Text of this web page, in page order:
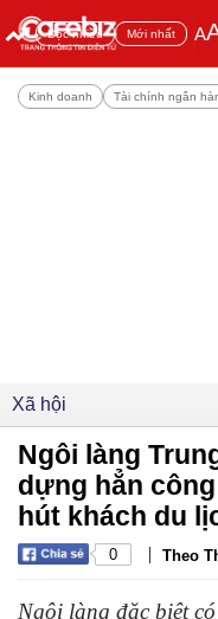
Đọc nhiều Mới nhất A
Kinh doanh Tài chính ngân
Xã hội
Ngôi làng
dựng hẳn
hút khách du
0 | Theo
Ngôi làng đặc biệt